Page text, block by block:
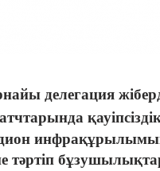
делегация
тәртіп